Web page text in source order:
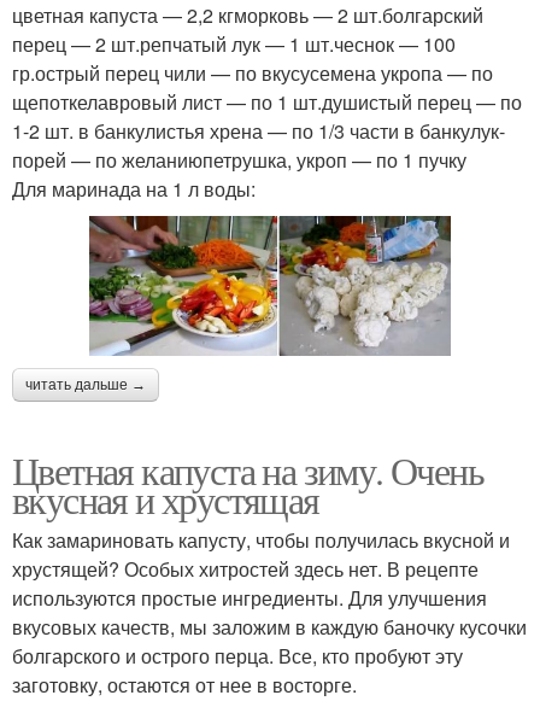
цветная капуста — 2,2 кгморковь — 2 шт.болгарский
перец — 2 шт.репчатый лук — 1 шт.чеснок — 100
гр.острый перец чили — по вкусусемена укропа — по
щепоткелавровый лист — по 1 шт.душистый перец — по
1-2 шт. в банкулистья хрена — по 1/3 части в банкулук-
порей — по желаниюпетрушка, укроп — по 1 пучку
Для маринада на 1 л воды:
читать дальше →
Цветная капуста на зиму. Очень
вкусная и хрустящая
Как замариновать капусту, чтобы получилась вкусной и
хрустящей? Особых хитростей здесь нет. В рецепте
используются простые ингредиенты. Для улучшения
вкусовых качеств, мы заложим в каждую баночку кусочки
болгарского и острого перца. Все, кто пробуют эту
заготовку, остаются от нее в восторге.